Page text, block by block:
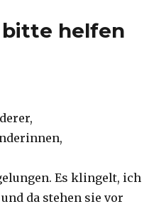
bitte helfen
Es klingelt, ich
da stehen sie vor